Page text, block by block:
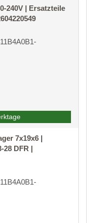
240V | Ersatzteile
7x19x6 |
28 DFR |